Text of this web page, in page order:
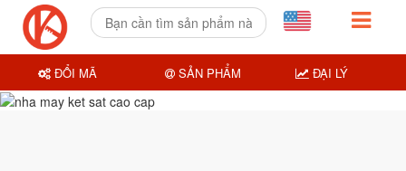
ĐỔI MÃ SẢN PHẨM ĐẠI LÝ